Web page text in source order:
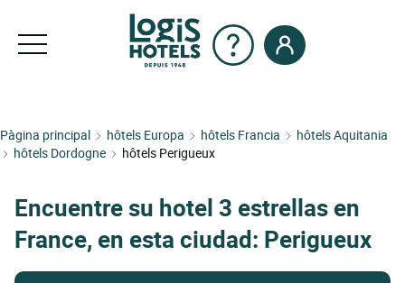
Pàgina principal hôtels Europa hôtels Francia
hôtels Aquitania
hôtels Dordogne
hôtels Perigueux
Encuentre su hotel 3 estrellas en
France, en esta ciudad: Perigueux